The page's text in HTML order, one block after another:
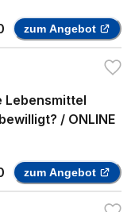
zum Angebot
Lebensmittel
/ ONLINE
zum Angebot